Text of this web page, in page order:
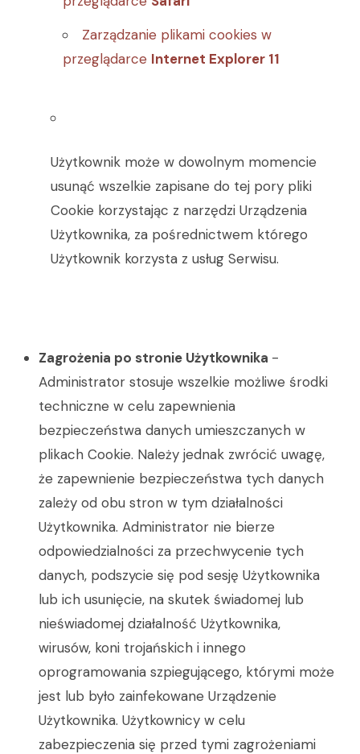
Zarządzanie plikami cookies w
przeglądarce Internet Explorer 11
Użytkownik może w dowolnym momencie
usunąć wszelkie zapisane do tej pory pliki
Cookie korzystając z narzędzi Urządzenia
Użytkownika, za pośrednictwem którego
Użytkownik korzysta z usług Serwisu.
Zagrożenia po stronie Użytkownika -
Administrator stosuje wszelkie możliwe środki
techniczne w celu zapewnienia
bezpieczeństwa danych umieszczanych w
plikach Cookie. Należy jednak zwrócić uwagę,
że zapewnienie bezpieczeństwa tych danych
zależy od obu stron w tym działalności
Użytkownika. Administrator nie bierze
odpowiedzialności za przechwycenie tych
danych, podszycie się pod sesję Użytkownika
lub ich usunięcie, na skutek świadomej lub
nieświadomej działalność Użytkownika,
wirusów, koni trojańskich i innego
oprogramowania szpiegującego, którymi może
jest lub było zainfekowane Urządzenie
Użytkownika. Użytkownicy w celu
zabezpieczenia się przed tymi zagrożeniami